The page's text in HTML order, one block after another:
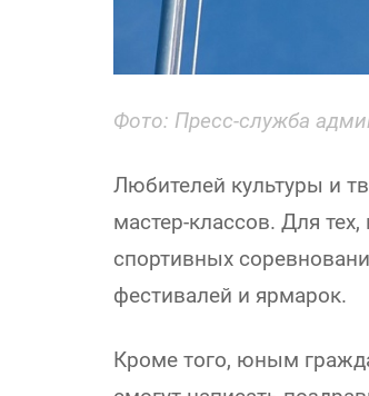
Фото: Пресс-служба
Любителей культуры и
мастер-классов. Для
спортивных
фестивалей и ярмарок.
Кроме того, юным